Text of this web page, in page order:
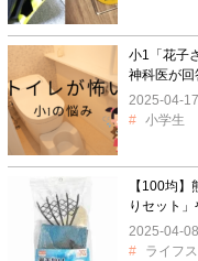
小1「花子
神科医が回
2025-04-17
小学生
【100均
りセット」
2025-04-08
ライフ